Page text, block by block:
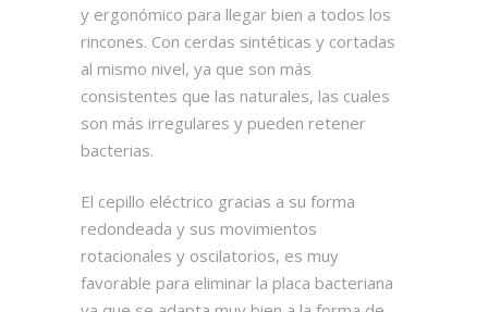
y ergonómico para llegar bien a todos los
rincones. Con cerdas sintéticas y cortadas
al mismo nivel, ya que son más
consistentes que las naturales, las cuales
son más irregulares y pueden retener
bacterias.
El cepillo eléctrico gracias a su forma
redondeada y sus movimientos
rotacionales y oscilatorios, es muy
favorable para eliminar la placa bacteriana